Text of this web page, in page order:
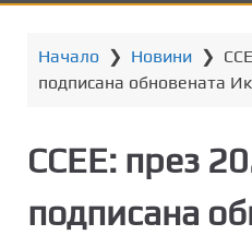
Начало ❯ Новини ❯
подписана обновената
CCEE: през
подписана